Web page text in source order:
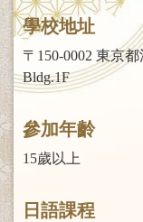
學校地址
〒150-0002 東京
Bldg.1F
參加年齡
15歲以上
日語課程